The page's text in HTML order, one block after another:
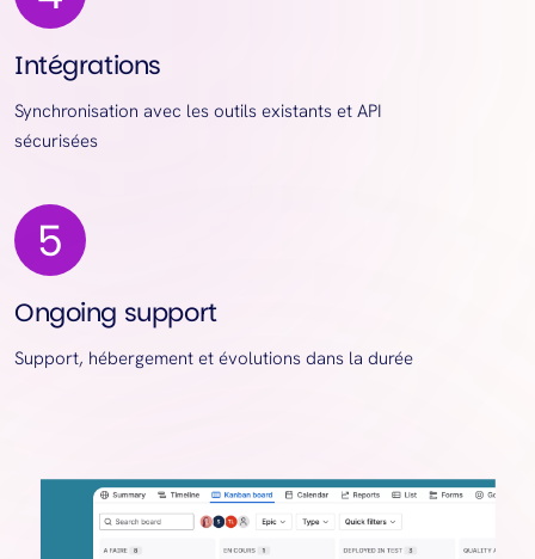
Intégrations
Synchronisation avec les outils existants et API
sécurisées
Ongoing support
Support, hébergement et évolutions dans la durée